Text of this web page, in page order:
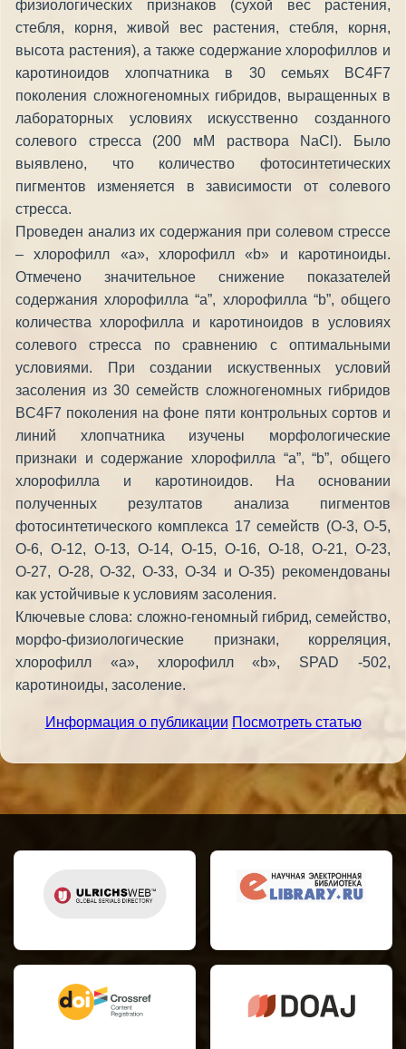
физиологических признаков (сухой вес растения,
стебля, корня, живой вес растения, стебля, корня,
высота растения), а также содержание хлорофиллов и
каротиноидов хлопчатника в 30 семьях BC4F7
поколения сложногеномных гибридов, выращенных в
лабораторных условиях искусственно созданного
солевого стресса (200 мМ раствора NaCl). Было
выявлено, что количество фотосинтетических
пигментов изменяется в зависимости от солевого
стресса.
Проведен анализ их содержания при солевом стрессе
– хлорофилл «а», хлорофилл «b» и каротиноиды.
Отмечено значительное снижение показателей
содержания хлорофилла “а”, хлорофилла “b”, общего
количества хлорофилла и каротиноидов в условиях
солевого стресса по сравнению с оптимальными
условиями. При создании искуственных условий
засоления из 30 семейств сложногеномных гибридов
BC4F7 поколения на фоне пяти контрольных сортов и
линий хлопчатника изучены морфологические
признаки и содержание хлорофилла “а”, “b”, общего
хлорофилла и каротиноидов. На основании
полученных резултатов анализа пигментов
фотосинтетического комплекса 17 семейств (О-3, О-5,
О-6, О-12, О-13, О-14, О-15, О-16, О-18, О-21, О-23,
О-27, О-28, О-32, О-33, О-34 и О-35) рекомендованы
как устойчивые к условиям засоления.
Ключевые слова: сложно-геномный гибрид, семейство,
морфо-физиологические признаки, корреляция,
хлорофилл «а», хлорофилл «b», SPAD -502,
каротиноиды, засоление.
Информация о публикации Посмотреть статью